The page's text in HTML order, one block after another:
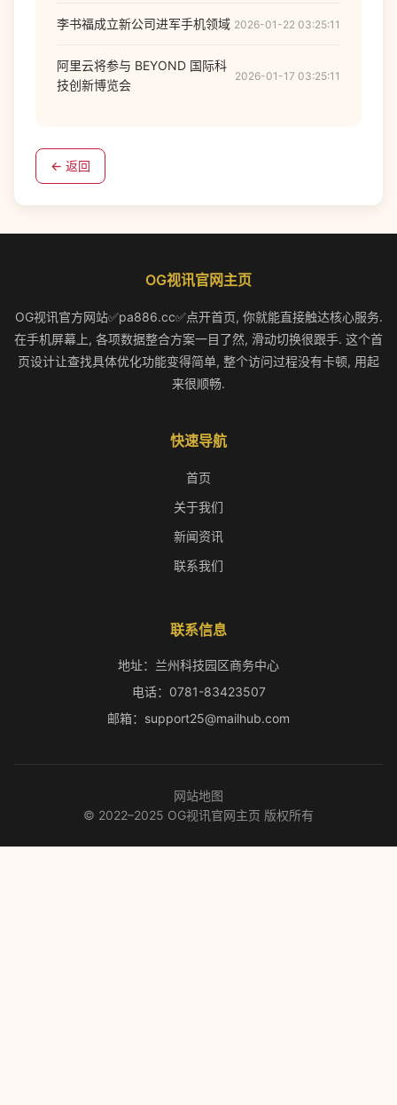
李书福成立新公司进军手机领域 2026-01-22 03:25:11
阿里云将参与 BEYOND 国际科
技创新博览会
2026-01-17 03:25:11
← 返回
OG视讯官网主页
OG视讯官方网站✅pa886.cc✅点开首页, 你就能直接触达核心服务.
在手机屏幕上, 各项数据整合方案一目了然, 滑动切换很跟手. 这个首
页设计让查找具体优化功能变得简单, 整个访问过程没有卡顿, 用起
来很顺畅.
快速导航
首页
关于我们
新闻资讯
联系我们
联系信息
地址：兰州科技园区商务中心
电话：0781-83423507
邮箱：support25@mailhub.com
网站地图
© 2022–2025 OG视讯官网主页 版权所有